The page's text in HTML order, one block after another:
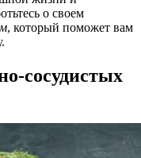
о своем
, который поможет вам
сосудистых